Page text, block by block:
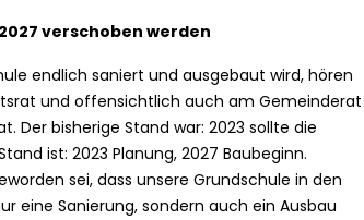
verschoben werden
endlich saniert und ausgebaut wird, hören
und offensichtlich auch am Gemeinderat
bisherige Stand war: 2023 sollte die
ist: 2023 Planung, 2027 Baubeginn.
sei, dass unsere Grundschule in den
eine Sanierung, sondern auch ein Ausbau